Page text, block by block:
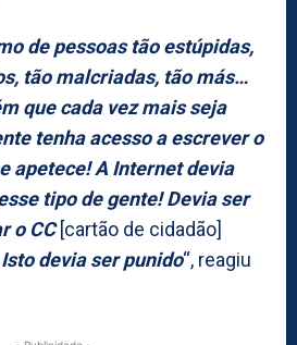
de pessoas tão estúpidas,
tão malcriadas, tão más…
que cada vez mais seja
tenha acesso a escrever o
apetece! A Internet devia
tipo de gente! Devia ser
o CC[cartão de cidadão]
devia ser punido“, reagiu